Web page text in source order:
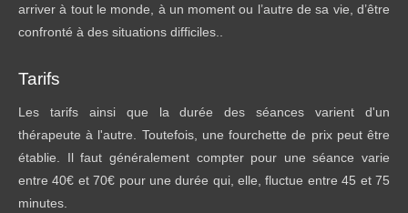
arriver à tout le monde, à un moment ou l’autre de sa vie, d’être
confronté à des situations difficiles..
Tarifs
Les tarifs ainsi que la durée des séances varient d'un
thérapeute à l'autre. Toutefois, une fourchette de prix peut être
établie. Il faut généralement compter pour une séance varie
entre 40€ et 70€ pour une durée qui, elle, fluctue entre 45 et 75
minutes.